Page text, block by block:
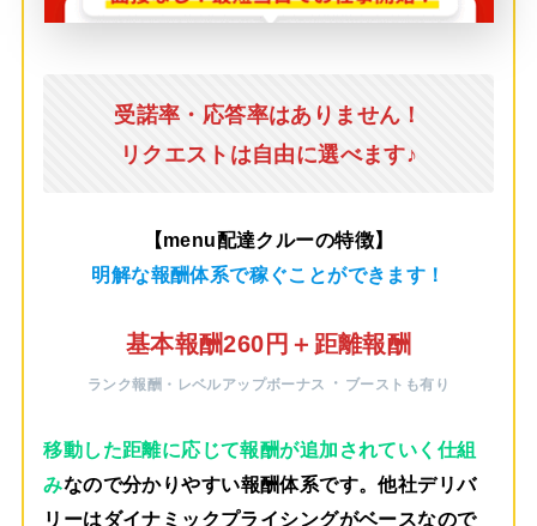
受諾率・応答率はありません！
リクエストは自由に選べます♪
【menu配達クルーの特徴】
明解な報酬体系で稼ぐことができます！
基本報酬260円＋距離報酬
ランク報酬・レベルアップボーナス ・ ブーストも有り
移動した距離に応じて報酬が追加されていく仕組
みなので分かりやすい報酬体系です。他社デリバ
リーはダイナミックプライシングがベースなので